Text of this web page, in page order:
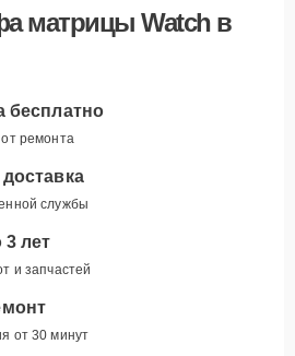
матрицы Watch в
бесплатно
ремонта
службы
3 лет
и запчастей
от 30 минут